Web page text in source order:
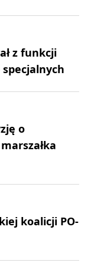
z funkcji
o
koalicji PO-